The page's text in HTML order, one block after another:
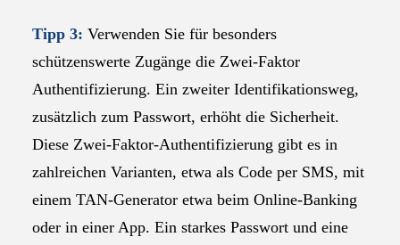
Tipp 3: Verwenden Sie für besonders
schützenswerte Zugänge die Zwei-Faktor
Authentifizierung. Ein zweiter Identifikationsweg,
zusätzlich zum Passwort, erhöht die Sicherheit.
Diese Zwei-Faktor-Authentifizierung gibt es in
zahlreichen Varianten, etwa als Code per SMS, mit
einem TAN-Generator etwa beim Online-Banking
oder in einer App. Ein starkes Passwort und eine